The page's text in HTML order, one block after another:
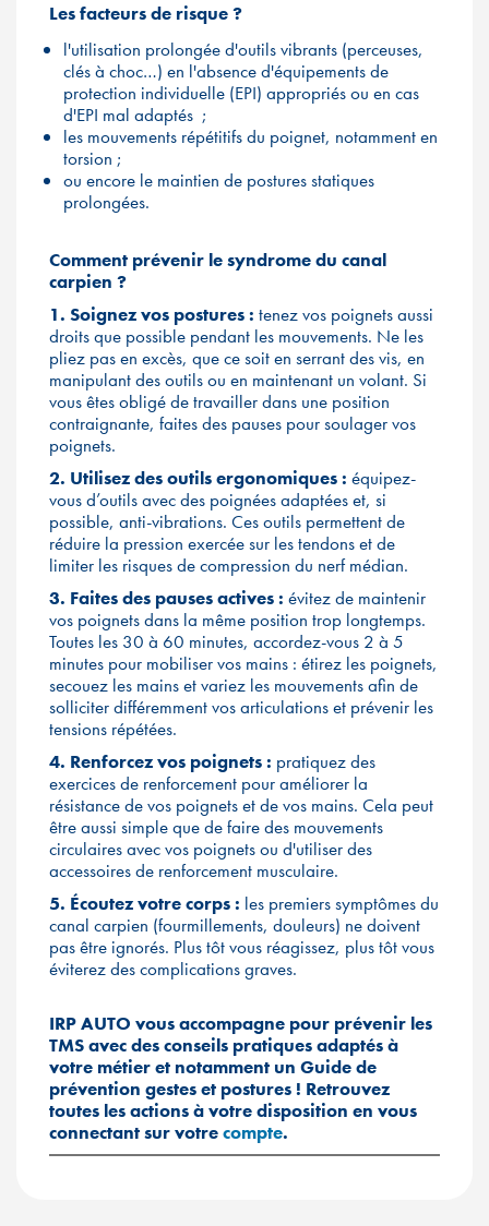
Les facteurs de risque ?
l'utilisation prolongée d'outils vibrants (perceuses,
clés à choc…) en l'absence d'équipements de
protection individuelle (EPI) appropriés ou en cas
d'EPI mal adaptés ;
les mouvements répétitifs du poignet, notamment en
torsion ;​
ou encore le maintien de postures statiques
prolongées.
Comment prévenir le syndrome du canal
carpien ?
1. Soignez vos postures : tenez vos poignets aussi
droits que possible pendant les mouvements. Ne les
pliez pas en excès, que ce soit en serrant des vis, en
manipulant des outils ou en maintenant un volant. Si
vous êtes obligé de travailler dans une position
contraignante, faites des pauses pour soulager vos
poignets.
2. Utilisez des outils ergonomiques : équipez-
vous d’outils avec des poignées adaptées et, si
possible, anti-vibrations. Ces outils permettent de
réduire la pression exercée sur les tendons et de
limiter les risques de compression du nerf médian.
3. Faites des pauses actives : évitez de maintenir
vos poignets dans la même position trop longtemps.
Toutes les 30 à 60 minutes, accordez-vous 2 à 5
minutes pour mobiliser vos mains : étirez les poignets,
secouez les mains et variez les mouvements afin de
solliciter différemment vos articulations et prévenir les
tensions répétées.
4. Renforcez vos poignets : pratiquez des
exercices de renforcement pour améliorer la
résistance de vos poignets et de vos mains. Cela peut
être aussi simple que de faire des mouvements
circulaires avec vos poignets ou d'utiliser des
accessoires de renforcement musculaire.
5. Écoutez votre corps : les premiers symptômes du
canal carpien (fourmillements, douleurs) ne doivent
pas être ignorés. Plus tôt vous réagissez, plus tôt vous
éviterez des complications graves.
IRP AUTO vous accompagne pour prévenir les
TMS avec des conseils pratiques adaptés à
votre métier et notamment un Guide de
prévention gestes et postures! Retrouvez
toutes les actions à votre disposition en vous
connectant sur votrecompte.